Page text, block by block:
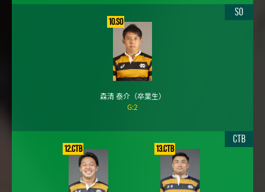
10.SO
森清 泰介（卒業生）
G:2
SO
12.CTB 13.CTB
CTB